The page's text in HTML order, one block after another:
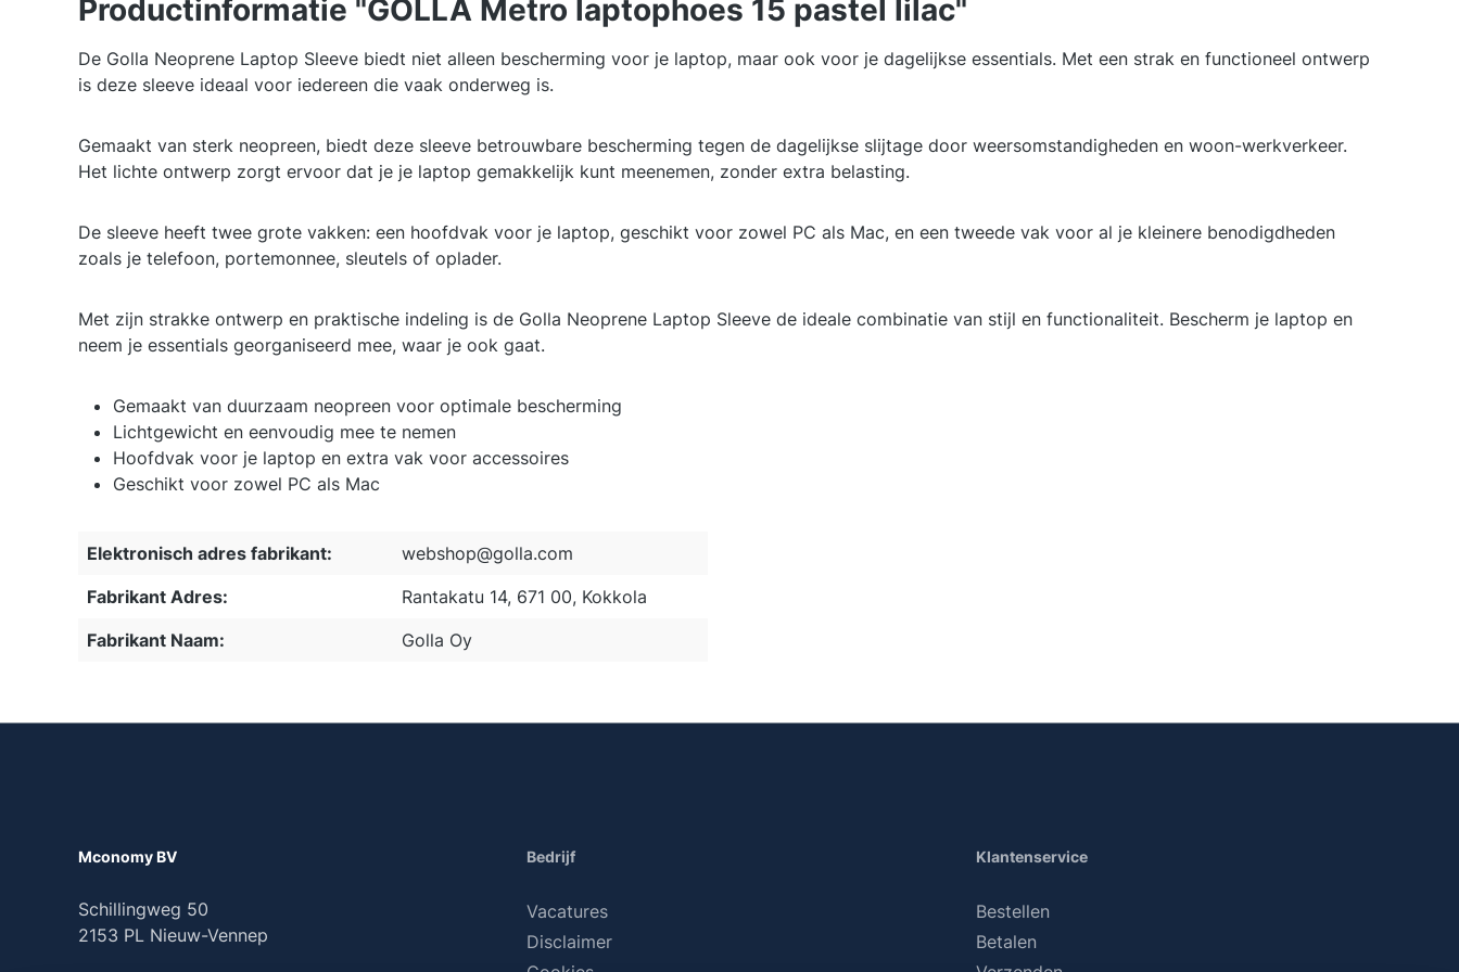
Productinformatie "GOLLA Metro laptophoes 15 pastel lilac"
De Golla Neoprene Laptop Sleeve biedt niet alleen bescherming voor je laptop, maar ook voor je dagelijkse essentials. Met een strak en functioneel ontwerp
is deze sleeve ideaal voor iedereen die vaak onderweg is.
Gemaakt van sterk neopreen, biedt deze sleeve betrouwbare bescherming tegen de dagelijkse slijtage door weersomstandigheden en woon-werkverkeer.
Het lichte ontwerp zorgt ervoor dat je je laptop gemakkelijk kunt meenemen, zonder extra belasting.
De sleeve heeft twee grote vakken: een hoofdvak voor je laptop, geschikt voor zowel PC als Mac, en een tweede vak voor al je kleinere benodigdheden
zoals je telefoon, portemonnee, sleutels of oplader.
Met zijn strakke ontwerp en praktische indeling is de Golla Neoprene Laptop Sleeve de ideale combinatie van stijl en functionaliteit. Bescherm je laptop en
neem je essentials georganiseerd mee, waar je ook gaat.
Gemaakt van duurzaam neopreen voor optimale bescherming
Lichtgewicht en eenvoudig mee te nemen
Hoofdvak voor je laptop en extra vak voor accessoires
Geschikt voor zowel PC als Mac
Elektronisch adres fabrikant:
webshop@golla.com
Fabrikant Adres:
Rantakatu 14, 671 00, Kokkola
Fabrikant Naam:
Golla Oy
Mconomy BV
Schillingweg 50
2153 PL Nieuw-Vennep
Bedrijf
Vacatures
Disclaimer
Klantenservice
Bestellen
Betalen